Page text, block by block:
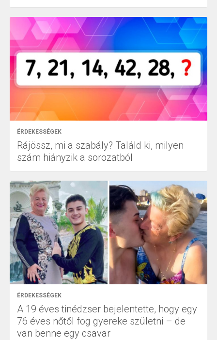
ÉRDEKESSÉGEK
Rájössz, mi a szabály? Találd ki, milyen
szám hiányzik a sorozatból
ÉRDEKESSÉGEK
A 19 éves tinédzser bejelentette, hogy egy
76 éves nőtől fog gyereke születni – de
van benne egy csavar